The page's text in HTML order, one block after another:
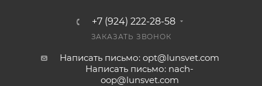
+7 (924) 222-28-58
ЗАКАЗАТЬ ЗВОНОК
Написать письмо: opt@lunsvet.com
Написать письмо: nach-
oop@lunsvet.com